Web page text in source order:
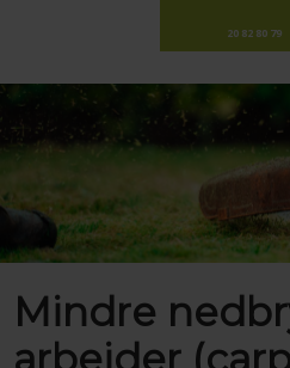
20 82 80 79
Mindre
arbejder